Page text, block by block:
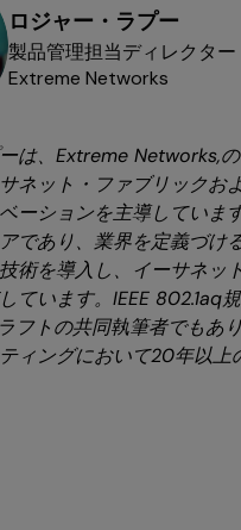
ロジャー・ラプー
製品管理担当ディレクター
Extreme Networks
は、Extreme Networks,
ネット・ファブリックお
ーションを主導していま
であり、業界を定義づけ
術を導入し、イーサネッ
ています。IEEE 802.1aq
フトの共同執筆者でもあ
ィングにおいて20年以上